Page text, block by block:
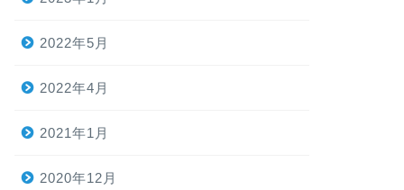
2022年5月
2022年4月
2021年1月
2020年12月